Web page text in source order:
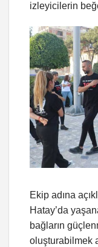
izleyicilerin
Ekip adına
Hatay’da
bağların
oluşturabilmek